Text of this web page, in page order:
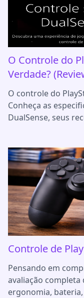
O Controle do
Verdade?
O controle do
Conheça as
DualSense, seus
Controle de
Pensando em
avaliação completa
ergonomia,